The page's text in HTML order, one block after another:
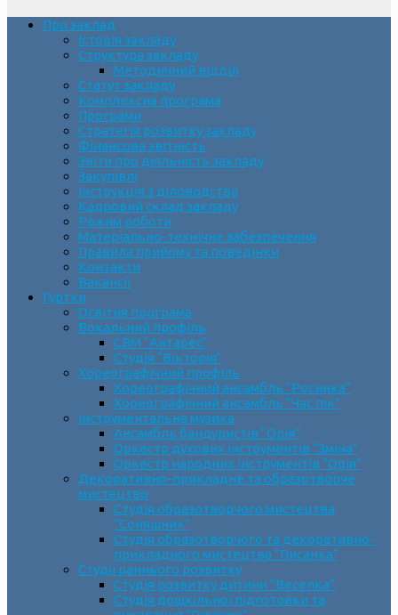
Про заклад
Історія закладу
Структура закладу
Методичний відділ
Статут закладу
Комплексна програма
Програми
Стратегія розвитку закладу
Фінансова звітність
Звіти про діяльність закладу
Закупівлі
Інструкція з діловодства
Кадровий склад закладу
Режим роботи
Матеріально-технічне забезпечення
Правила прийому та поведінки
Контакти
Вакансії
Гуртки
Освітня програма
Вокальний профіль
СВМ “Антарес”
Студія “Вікторія”
Хореографічний профіль
Хореографічний ансамбль “Росинка”
Хореографічний ансамбль “Час пік”
Інструментальна музика
Ансамбль бандуристів “Орія”
Оркестр духових інструментів “Зміна”
Оркестр народних інструментів “Орія”
Декоративно-прикладне та образотворче
мистецтво
Cтудія образотворчого мистецтва
“Соняшник”
Студія образотворчого та декоративно-
прикладного мистецтва “Писанка”
Студії раннього розвитку
Студія розвитку дитини “Веселка”
Студія дошкільної підготовки та